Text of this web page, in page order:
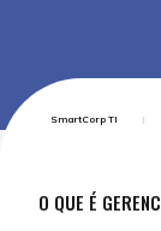
SmartCorp TI
O QUE É